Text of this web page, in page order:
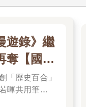
遊錄》繼
奪【國際
「歷史百合」
暉共用筆名，
治歷史考據融